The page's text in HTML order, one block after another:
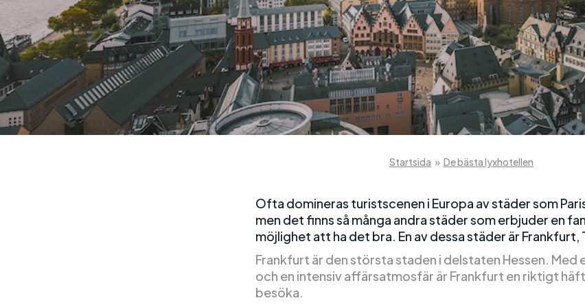
Startsida » De bästa lyxhotellen
Ofta domineras turistscenen i Europa av städer som
men det finns så många andra städer som erbjuder en
möjlighet att ha det bra. En av dessa städer är Frankfurt,
Frankfurt är den största staden i delstaten Hessen. Med
och en intensiv affärsatmosfär är Frankfurt en riktigt
besöka.